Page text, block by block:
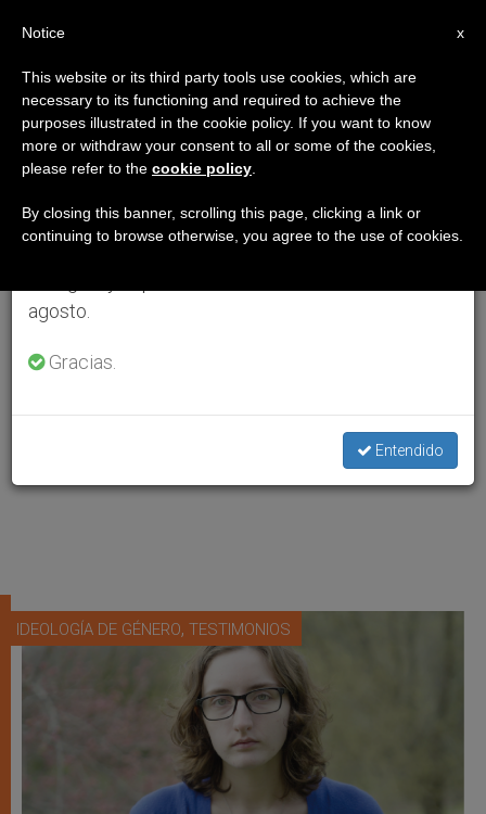
IDEOLOGÍA DE GÉNERO, TESTIMONIOS
×
Aviso importante
Del 27 de julio al 7 de agosto haremos la pausa
anual, aprovechando que en el periodo de verano
se generan menos informaciones y también el
agosto.
Gracias.
Entendido
x
Notice
This website or its third party tools use cookies, which are
necessary to its functioning and required to achieve the
purposes illustrated in the cookie policy. If you want to know
more or withdraw your consent to all or some of the cookies,
please refer to the cookie policy
By closing this banner, scrolling this page, clicking a link or
continuing to browse otherwise, you agree to the use of cookies.